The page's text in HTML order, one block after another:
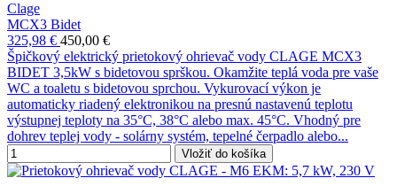
Clage
MCX3 Bidet
325,98 € 450,00 €
Špičkový elektrický prietokový ohrievač vody CLAGE MCX3
BIDET 3,5kW s bidetovou sprškou. Okamžite teplá voda pre vaše
WC a toaletu s bidetovou sprchou. Vykurovací výkon je
automaticky riadený elektronikou na presnú nastavenú teplotu
výstupnej teploty na 35°C, 38°C alebo max. 45°C. Vhodný pre
dohrev teplej vody - solárny systém, tepelné čerpadlo alebo...
Vložiť do košíka